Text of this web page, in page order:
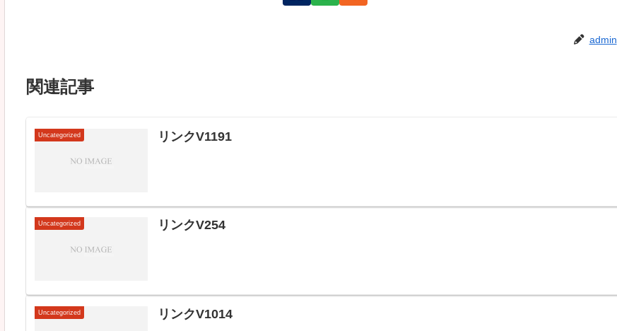
admin
関連記事
Uncategorized リンクV1191
Uncategorized リンクV254
Uncategorized リンクV1014